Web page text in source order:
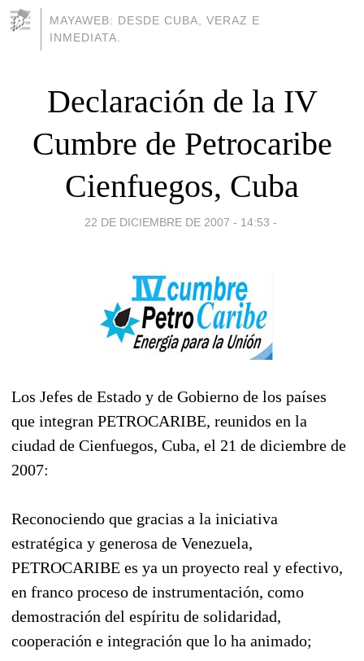
MAYAWEB: DESDE CUBA, VERAZ E
INMEDIATA.
Declaración de la IV
Cumbre de Petrocaribe
Cienfuegos, Cuba
22 DE DICIEMBRE DE 2007 - 14:53 -
Los Jefes de Estado y de Gobierno de los países
que integran PETROCARIBE, reunidos en la
ciudad de Cienfuegos, Cuba, el 21 de diciembre de
2007:
Reconociendo que gracias a la iniciativa
estratégica y generosa de Venezuela,
PETROCARIBE es ya un proyecto real y efectivo,
en franco proceso de instrumentación, como
demostración del espíritu de solidaridad,
cooperación e integración que lo ha animado;